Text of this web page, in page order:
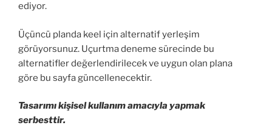
ediyor.
Üçüncü planda keel için alternatif yerleşim
görüyorsunuz. Uçurtma deneme sürecinde bu
alternatifler değerlendirilecek ve uygun olan plana
göre bu sayfa güncellenecektir.
Tasarımı kişisel kullanım amacıyla yapmak
serbesttir.